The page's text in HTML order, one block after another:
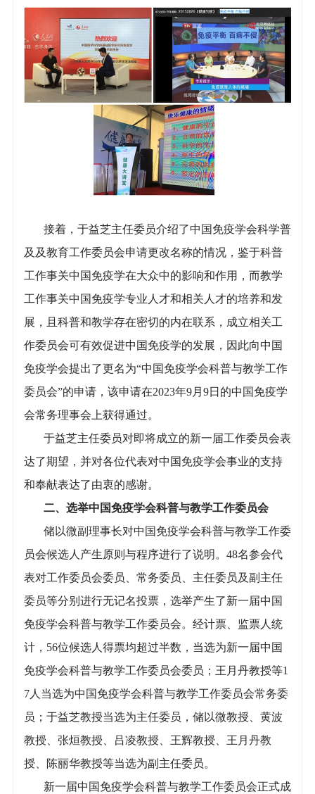
接着，于益芝主任委员介绍了中国免疫学会科学普
及及教育工作委员会申请更改名称的情况，鉴于科普
工作事关中国免疫学在大众中的影响和作用，而教学
工作事关中国免疫学专业人才和相关人才的培养和发
展，且科普和教学存在密切的内在联系，成立相关工
作委员会可有效促进中国免疫学的发展，因此向中国
免疫学会提出了更名为“中国免疫学会科普与教学工作
委员会”的申请，该申请在2023年9月9日的中国免疫学
会常务理事会上获得通过。
于益芝主任委员对即将成立的新一届工作委员会表
达了期望，并对各位代表对中国免疫学会事业的支持
和奉献表达了由衷的感谢。
二、选举中国免疫学会科普与教学工作委员会
储以微副理事长对中国免疫学会科普与教学工作委
员会候选人产生原则与程序进行了说明。48名参会代
表对工作委员会委员、常务委员、主任委员及副主任
委员等分别进行无记名投票，选举产生了新一届中国
免疫学会科普与教学工作委员会。经计票、监票人统
计，56位候选人得票均超过半数，当选为新一届中国
免疫学会科普与教学工作委员会委员；王月丹教授等1
7人当选为中国免疫学会科普与教学工作委员会常务委
员；于益芝教授当选为主任委员，储以微教授、黄波
教授、张烜教授、吕凌教授、王辉教授、王月丹教
授、陈丽华教授等当选为副主任委员。
新一届中国免疫学会科普与教学工作委员会正式成